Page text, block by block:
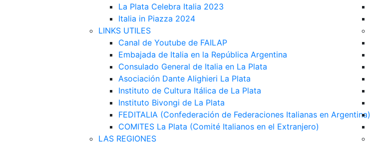
La Plata Celebra Italia 2023
Italia in Piazza 2024
LINKS UTILES
Canal de Youtube de FAILAP
Embajada de Italia en la República Argentina
Consulado General de Italia en La Plata
Asociación Dante Alighieri La Plata
Instituto de Cultura Itálica de La Plata
Instituto Bivongi de La Plata
FEDITALIA (Confederación de Federaciones Italianas en Argentina)
COMITES La Plata (Comité Italianos en el Extranjero)
LAS REGIONES